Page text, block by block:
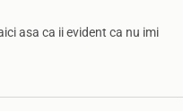
asa ca ii evident ca nu imi